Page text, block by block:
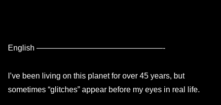
English ————————————————-
I’ve been living on this planet for over 45 years, but
sometimes “glitches” appear before my eyes in real life.